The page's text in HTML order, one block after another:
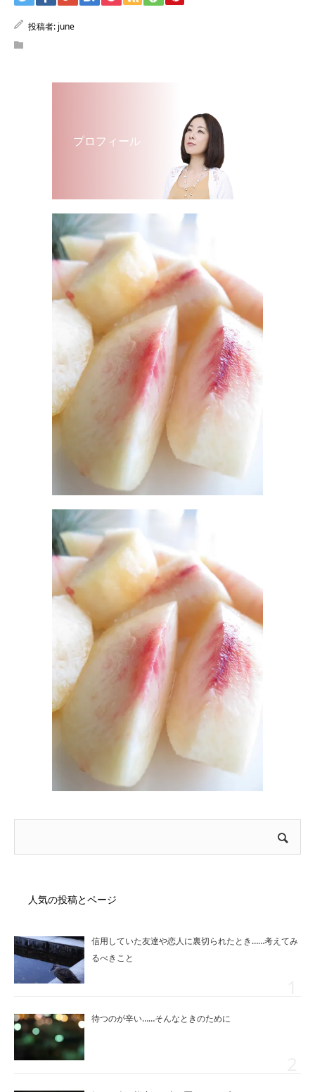
投稿者: june
プロフィール
人気の投稿とページ
信用していた友達や恋人に裏切られたとき……考えてみ
るべきこと
待つのが辛い……そんなときのために